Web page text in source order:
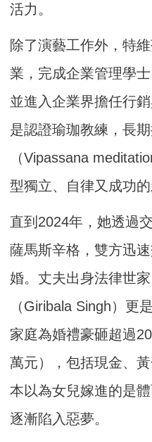
活力。
除了演藝工作外，特
業，完成企業管理學
並進入企業界擔任行
是認證瑜珈教練，長
（Vipassana
型獨立、自律又成功的
直到2024年，她透過
薩馬斯辛格，雙方迅
婚。丈夫出身法律世
（Giribala Singh）更
家庭為婚禮豪砸超過
萬元），包括現金、
本以為女兒嫁進的是
逐漸陷入惡夢。